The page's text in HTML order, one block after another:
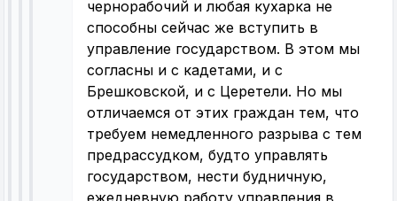
чернорабочий и любая кухарка не
способны сейчас же вступить в
управление государством. В этом мы
согласны и с кадетами, и с
Брешковской, и с Церетели. Но мы
отличаемся от этих граждан тем, что
требуем немедленного разрыва с тем
предрассудком, будто управлять
государством, нести будничную,
ежедневную работу управления в